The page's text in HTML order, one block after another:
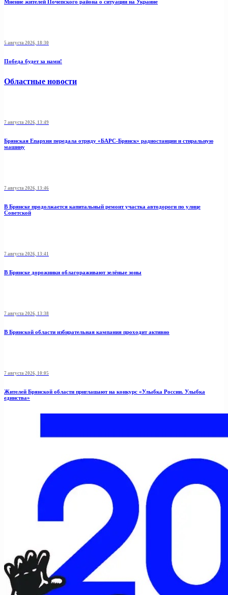
Мнение жителей Почепского района о ситуации на Украине
5 августа 2026, 18:30
Победа будет за нами!
Областные новости
7 августа 2026, 13:49
Брянская Епархия передала отряду «БАРС-Брянск» радиостанции и стиральную
машину
7 августа 2026, 13:46
В Брянске продолжается капитальный ремонт участка автодороги по улице
Советской
7 августа 2026, 13:41
В Брянске дорожники облагораживают зелёные зоны
7 августа 2026, 13:38
В Брянской области избирательная кампания проходит активно
7 августа 2026, 10:05
Жителей Брянской области приглашают на конкурс «Улыбка России. Улыбка
единства»